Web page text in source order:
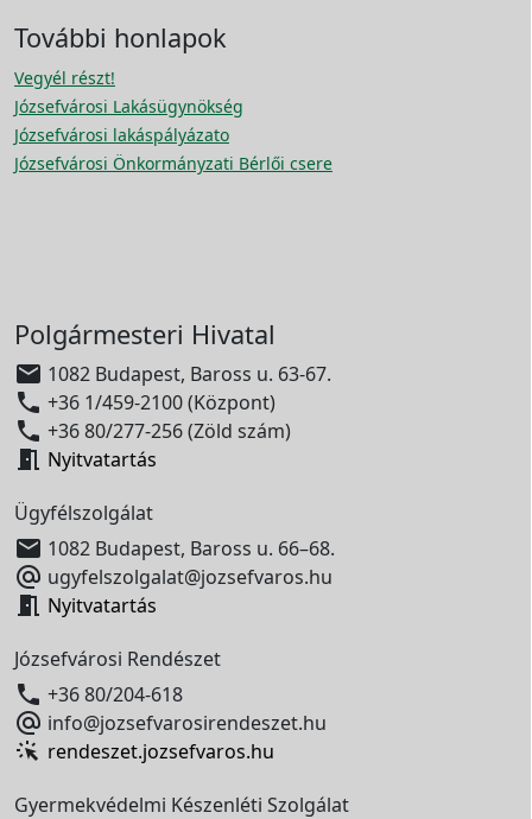
További honlapok
Vegyél részt!
Józsefvárosi Lakásügynökség
Józsefvárosi lakáspályázato
Józsefvárosi Önkormányzati Bérlői csere
Polgármesteri Hivatal
 1082 Budapest, Baross u. 63-67.
 +36 1/459-2100 (Központ)
 +36 80/277-256 (Zöld szám)
 Nyitvatartás
Ügyfélszolgálat
 1082 Budapest, Baross u. 66–68.
 ugyfelszolgalat@jozsefvaros.hu
 Nyitvatartás
Józsefvárosi Rendészet
 +36 80/204-618
 info@jozsefvarosirendeszet.hu
rendeszet.jozsefvaros.hu
Gyermekvédelmi Készenléti Szolgálat